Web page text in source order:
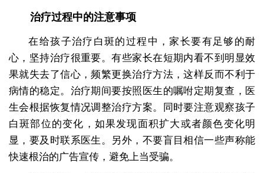
治疗过程中的注意事项
在给孩子治疗白斑的过程中，家长要有足够的耐
心，坚持治疗很重要。有些家长在短期内看不到明显效
果就失去了信心，频繁更换治疗方法，这样反而不利于
病情的稳定。治疗期间要按照医生的嘱咐定期复查，医
生会根据恢复情况调整治疗方案。同时要注意观察孩子
白斑部位的变化，如果发现面积扩大或者颜色变化明
显，要及时联系医生。另外，不要盲目相信一些声称能
快速根治的广告宣传，避免上当受骗。